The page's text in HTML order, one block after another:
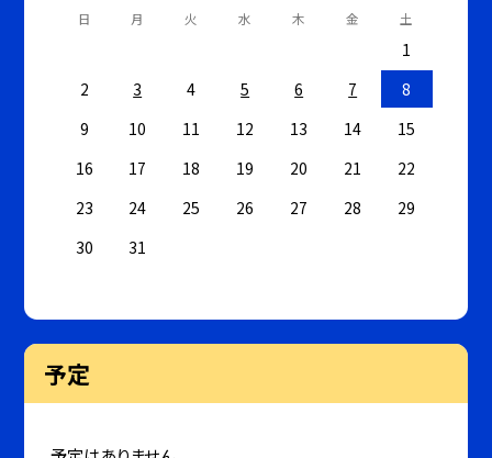
日 月 火 水 木 金 土
1
2
3 4 5 6 7
8
9
10 11 12 13 14
15
16
17 18 19 20 21
22
23
24 25 26 27 28
29
30
31
予定